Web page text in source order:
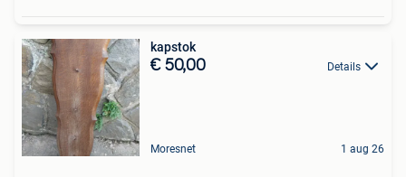
kapstok
€ 50,00 Details
Moresnet 1 aug 26